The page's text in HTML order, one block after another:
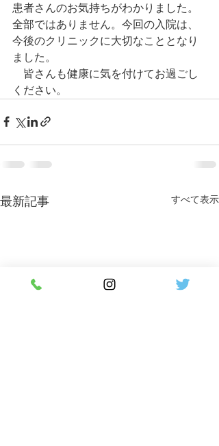
患者さんのお気持ちがわかりました。
全部ではありません。今回の入院は、
今後のクリニックに大切なこととなり
ました。
皆さんも健康に気を付けてお過ごし
ください。
最新記事 すべて表示